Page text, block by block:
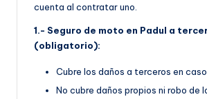
cuenta al contratar uno.
1.- Seguro de moto en Padul a
(obligatorio):
Cubre los daños a terceros en
No cubre daños propios ni robo de